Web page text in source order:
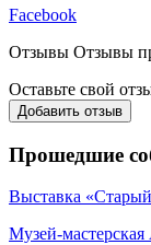
Facebook
Отзывы Отзывы
Оставьте свой
Добавить отзыв
Прошедшие
Выставка
Музей-